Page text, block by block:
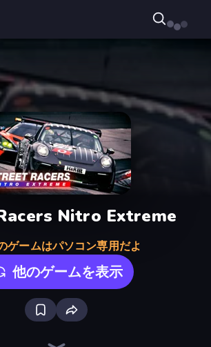
Nitro Extreme
ゲームはパソコン専用だよ
他のゲームを表示